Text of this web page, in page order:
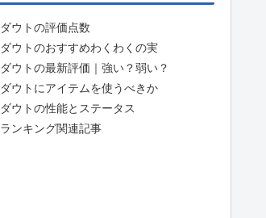
ダウトの評価点数
ダウトのおすすめわくわくの実
ダウトの最新評価｜強い？弱い？
ダウトにアイテムを使うべきか
ダウトの性能とステータス
ランキング関連記事